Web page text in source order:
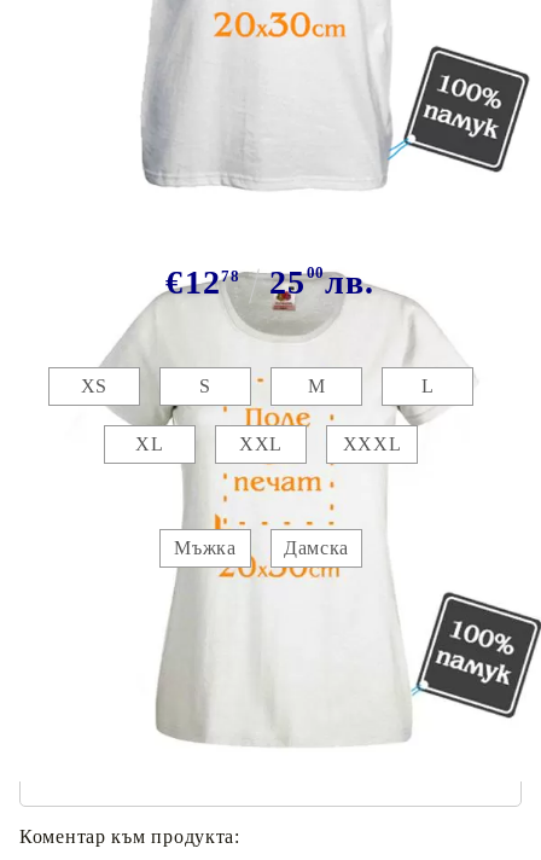
Бяла тениска със снимка 20х30см
€1278 2500лв.
Таблица с размери
XS S M L
XL XXL XXXL
Мъжка Дамска
Добавете текст за отпечатване:
Коментар към продукта: